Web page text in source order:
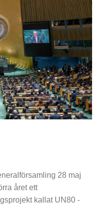
28 maj
året ett
kallat UN80 -